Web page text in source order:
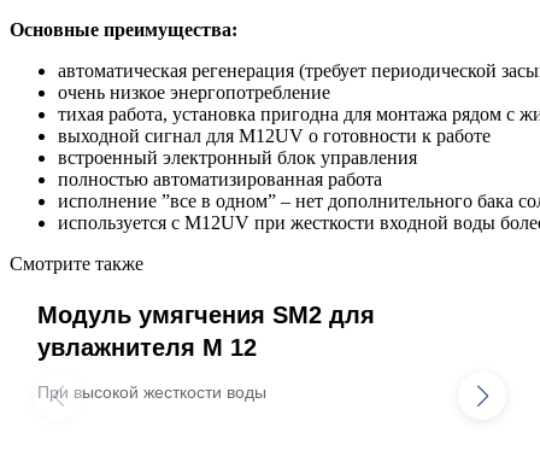
Основные преимущества:
автоматическая регенерация (требует периодической
очень низкое энергопотребление
тихая работа, установка пригодна для монтажа рядом
выходной сигнал для M12UV о готовности к работе
встроенный электронный блок управления
полностью автоматизированная работа
исполнение ”все в одном” – нет дополнительного бака
используется с M12UV при жесткости входной воды
Смотрите также
Модуль умягчения SM2 для
увлажнителя M 12
При высокой жесткости воды